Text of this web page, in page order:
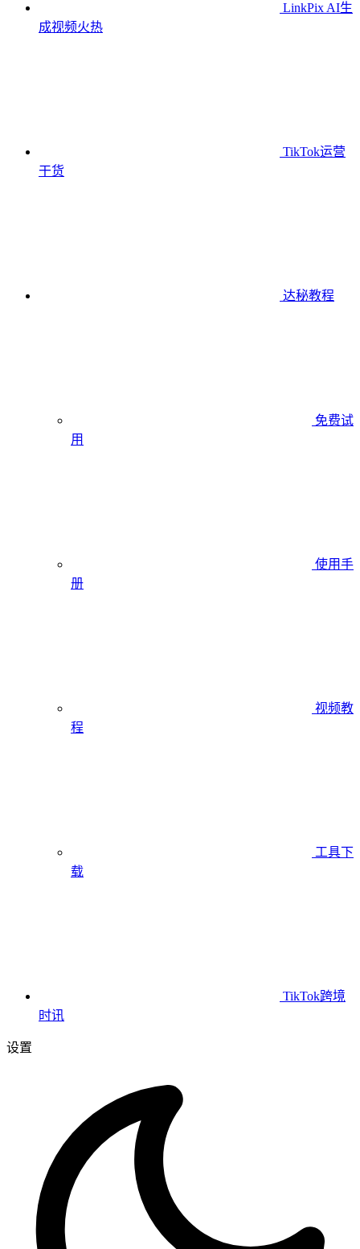
LinkPix AI生
成视频火热
TikTok运营
干货
达秘教程
免费试
用
使用手
册
视频教
程
工具下
载
TikTok跨境
时讯
设置